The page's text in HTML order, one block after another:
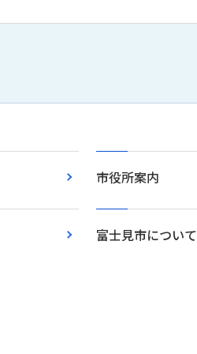
市役所案内
富士見市について